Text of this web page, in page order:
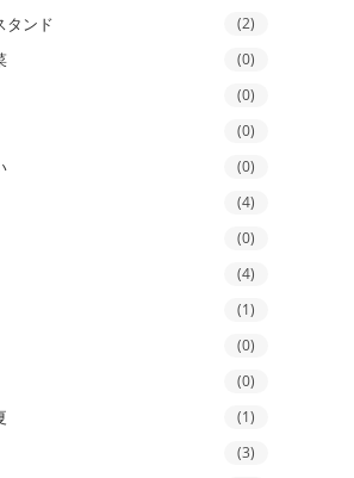
タンド (2)
(0)
(0)
(0)
(0)
(4)
(0)
(4)
(1)
(0)
(0)
(1)
(3)